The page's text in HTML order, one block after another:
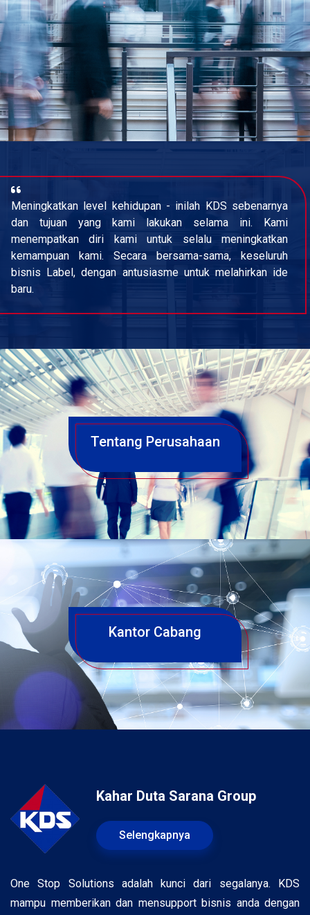
Meningkatkan level kehidupan - inilah KDS sebenarnya
dan tujuan yang kami lakukan selama ini. Kami
menempatkan diri kami untuk selalu meningkatkan
kemampuan kami. Secara bersama-sama, keseluruh
bisnis Label, dengan antusiasme untuk melahirkan ide
baru.
Tentang Perusahaan
Kantor Cabang
Kahar Duta Sarana Group
Selengkapnya
One Stop Solutions adalah kunci dari segalanya. KDS
mampu memberikan dan mensupport bisnis anda dengan